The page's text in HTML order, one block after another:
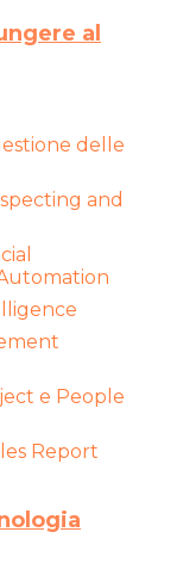
al
delle
and
e People
Report